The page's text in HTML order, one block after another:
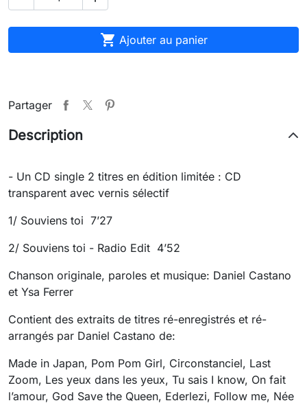
 Ajouter au panier
Partager
Description
- Un CD single 2 titres en édition limitée : CD
transparent avec vernis sélectif
1/ Souviens toi 7’27
2/ Souviens toi - Radio Edit 4’52
Chanson originale, paroles et musique: Daniel Castano
et Ysa Ferrer
Contient des extraits de titres ré-enregistrés et ré-
arrangés par Daniel Castano de:
Made in Japan, Pom Pom Girl, Circonstanciel, Last
Zoom, Les yeux dans les yeux, Tu sais I know, On fait
l’amour, God Save the Queen, Ederlezi, Follow me, Née